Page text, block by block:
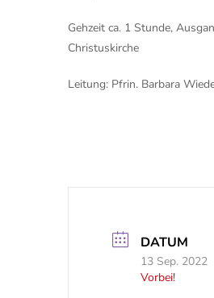
Gehzeit ca. 1 Stunde,
Christuskirche
Leitung: Pfrin. Barbara
DATUM
13 Sep. 2022
Vorbei!